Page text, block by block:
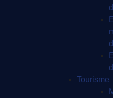
Tourisme